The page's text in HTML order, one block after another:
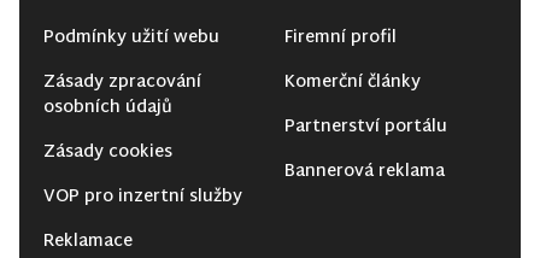
Podmínky užití webu
Zásady zpracování
osobních údajů
Zásady cookies
VOP pro inzertní služby
Reklamace
Firemní profil
Komerční články
Partnerství portálu
Bannerová reklama